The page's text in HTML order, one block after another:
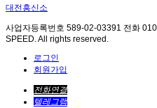
대전흥신소
사업자등록번호 589-02-03391 전화
SPEED. All rights reserved.
로그인
회원가입
전화연결
텔레그램